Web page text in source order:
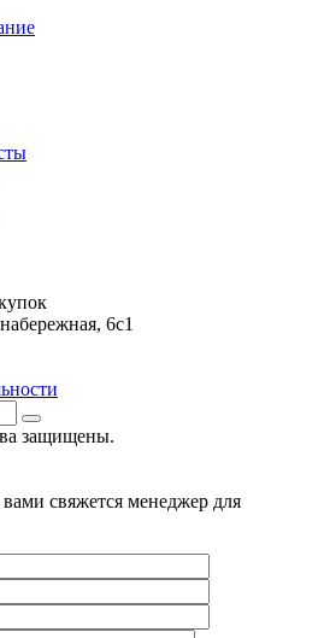
6с1
защищены.
свяжется менеджер для